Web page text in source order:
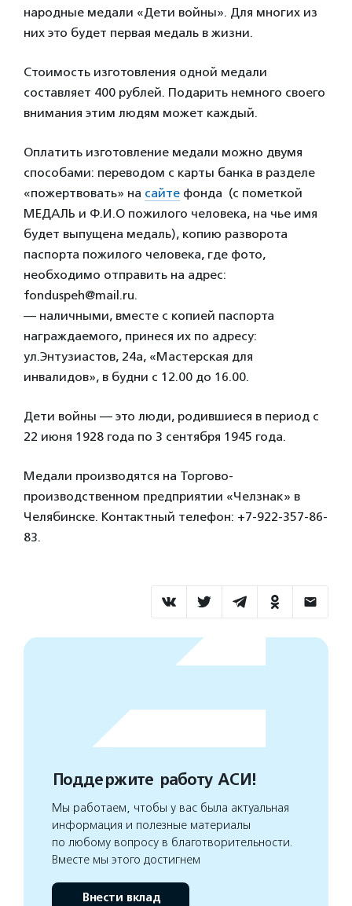
народные медали «Дети войны». Для многих из
них это будет первая медаль в жизни.
Стоимость изготовления одной медали
составляет 400 рублей. Подарить немного своего
внимания этим людям может каждый.
Оплатить изготовление медали можно двумя
способами: переводом с карты банка в разделе
«пожертвовать» на сайте фонда (с пометкой
МЕДАЛЬ и Ф.И.О пожилого человека, на чье имя
будет выпущена медаль), копию разворота
паспорта пожилого человека, где фото,
необходимо отправить на адрес:
fonduspeh@mail.ru.
— наличными, вместе с копией паспорта
награждаемого, принеся их по адресу:
ул.Энтузиастов, 24а, «Мастерская для
инвалидов», в будни с 12.00 до 16.00.
Дети войны — это люди, родившиеся в период с
22 июня 1928 года по 3 сентября 1945 года.
Медали производятся на Торгово-
производственном предприятии «Челзнак» в
Челябинске. Контактный телефон: +7-922-357-86-
83.
Поддержите работу АСИ!
Мы работаем, чтобы у вас была актуальная
информация и полезные материалы
по любому вопросу в благотворительности.
Вместе мы этого достигнем
Внести вклад